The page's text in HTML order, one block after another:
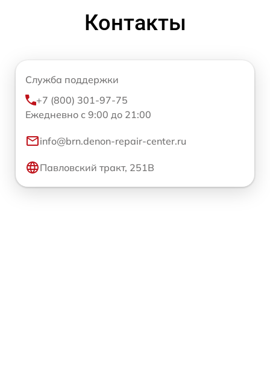
Контакты
Служба поддержки
+7 (800) 301-97-75
Ежедневно с 9:00 до 21:00
info@brn.denon-repair-center.ru
Павловский тракт, 251В